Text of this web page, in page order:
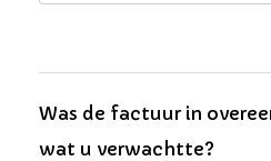
Was de factuur in
wat u verwachtte?